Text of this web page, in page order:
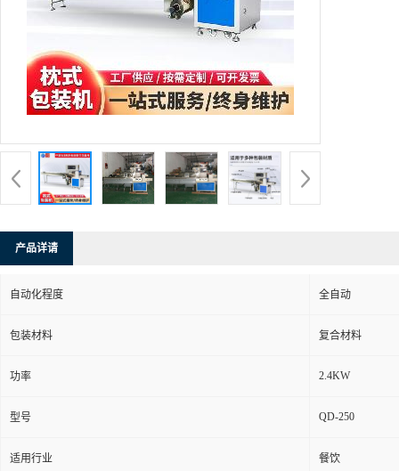
产品详请
自动化程度 全自动
包装材料 复合材料
功率 2.4KW
型号 QD-250
适用行业 餐饮